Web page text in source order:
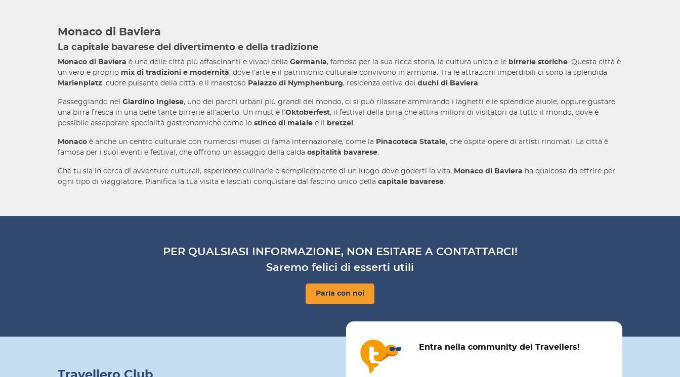
Monaco di Baviera
La capitale bavarese del divertimento e della tradizione
Monaco di Baviera è una delle città più affascinanti e vivaci della Germania, famosa per la sua ricca storia, la cultura unica e le birrerie storiche. Questa città è
un vero e proprio mix di tradizioni e modernità, dove l’arte e il patrimonio culturale convivono in armonia. Tra le attrazioni imperdibili ci sono la splendida
Marienplatz, cuore pulsante della città, e il maestoso Palazzo di Nymphenburg, residenza estiva dei duchi di Baviera.
Passeggiando nel Giardino Inglese, uno dei parchi urbani più grandi del mondo, ci si può rilassare ammirando i laghetti e le splendide aiuole, oppure gustare
una birra fresca in una delle tante birrerie all’aperto. Un must è l’Oktoberfest, il festival della birra che attira milioni di visitatori da tutto il mondo, dove è
possibile assaporare specialità gastronomiche come lo stinco di maiale e il bretzel .
Monaco è anche un centro culturale con numerosi musei di fama internazionale, come la Pinacoteca Statale, che ospita opere di artisti rinomati. La città è
famosa per i suoi eventi e festival, che offrono un assaggio della calda ospitalità bavarese.
Che tu sia in cerca di avventure culturali, esperienze culinarie o semplicemente di un luogo dove goderti la vita, Monaco di Baviera ha qualcosa da offrire per
ogni tipo di viaggiatore. Pianifica la tua visita e lasciati conquistare dal fascino unico della capitale bavarese.
PER QUALSIASI INFORMAZIONE, NON ESITARE A CONTATTARCI!
Saremo felici di esserti utili
Parla con noi
Entra nella community dei Travellers!